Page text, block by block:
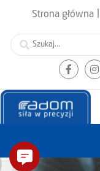
Strona główna